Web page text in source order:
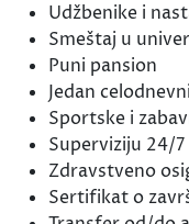
Udžbenike i
Smeštaj u
Puni pansion
Jedan
Sportske i
Superviziju 24/7
Zdravstveno
Sertifikat o